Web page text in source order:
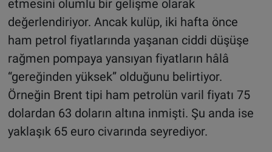
etmesini olumlu bir gelişme olarak
değerlendiriyor. Ancak kulüp, iki hafta önce
ham petrol fiyatlarında yaşanan ciddi düşüşe
rağmen pompaya yansıyan fiyatların hâlâ
“gereğinden yüksek” olduğunu belirtiyor.
Örneğin Brent tipi ham petrolün varil fiyatı 75
dolardan 63 doların altına inmişti. Şu anda ise
yaklaşık 65 euro civarında seyrediyor.